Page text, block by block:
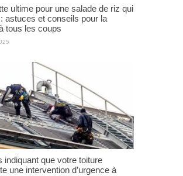
ultime pour une salade de riz qui
astuces et conseils pour la
tous les coups
indiquant que votre toiture
une intervention d’urgence à